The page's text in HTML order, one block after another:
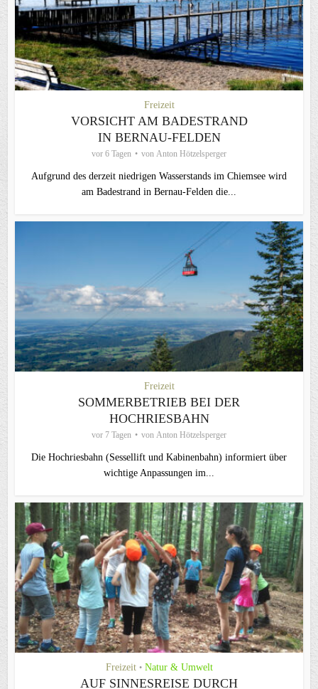
Freizeit
VORSICHT AM BADESTRAND
IN BERNAU-FELDEN
vor 6 Tagen von Anton Hötzelsperger
Aufgrund des derzeit niedrigen Wasserstands im Chiemsee wird
am Badestrand in Bernau-Felden die...
Freizeit
SOMMERBETRIEB BEI DER
HOCHRIESBAHN
vor 7 Tagen von Anton Hötzelsperger
Die Hochriesbahn (Sessellift und Kabinenbahn) informiert über
wichtige Anpassungen im...
Freizeit • Natur & Umwelt
AUF SINNESREISE DURCH